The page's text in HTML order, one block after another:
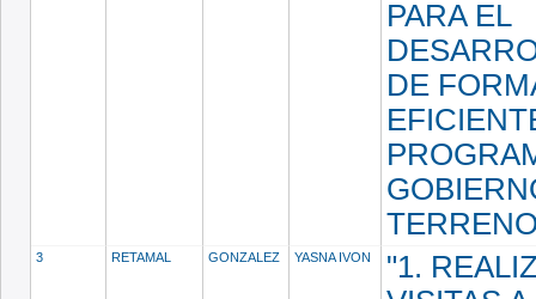
PARA EL
DE
3 RETAMAL GONZALEZ YASNA IVON
"1.